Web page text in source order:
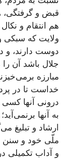
قبض و
هم انتقام و
ولایت که سبکی
دوست دارند، و
جلال باشد آن
مبارزه
خداست تا در
درونی آنها
به آنها
ارشاد و تبلیغ
ملّی خود و سنن
و آداب تکمیلی